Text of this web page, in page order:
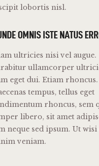
lobortis nisl.
OMNIS ISTE NATUS
ultricies nisi vel augue.
ullamcorper
eget dui. Etiam rhoncus.
tempus, tellus eget
rhoncus, sem
libero, sit amet
neque sed ipsum. Ut
veniam.